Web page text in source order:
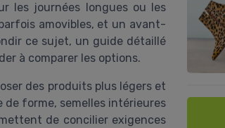
les journées longues ou les
amovibles, et un avant-
ce sujet, un guide détaillé
à comparer les options.
des produits plus légers et
de forme, semelles intérieures
de concilier exigences